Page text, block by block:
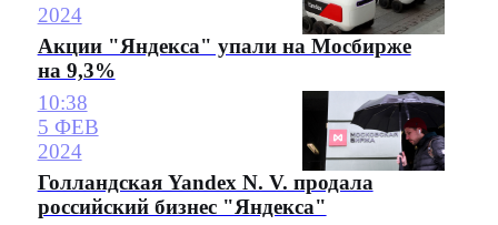
2024
Акции "Яндекса" упали на Мосбирже
на 9,3%
10:38
5 ФЕВ
2024
Голландская Yandex N. V. продала
российский бизнес "Яндекса"